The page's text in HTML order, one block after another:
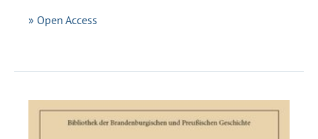
» Open Access